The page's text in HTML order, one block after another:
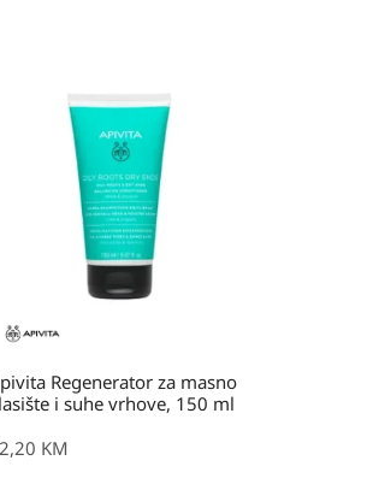
Regenerator za masno
i suhe vrhove, 150 ml
KM